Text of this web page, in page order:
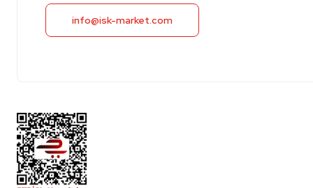
info@isk-market.com